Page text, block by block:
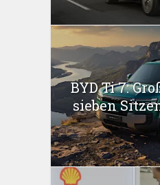
BYD Ti 7:
sieben